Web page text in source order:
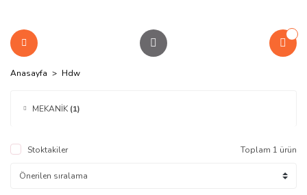
Anasayfa Hdw
MEKANİK (1)
Stoktakiler Toplam 1 ürün